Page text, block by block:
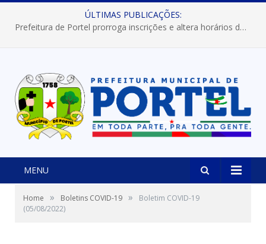
ÚLTIMAS PUBLICAÇÕES:
Prefeitura de Portel prorroga inscrições e altera horários dos concursos “Musa” e “Miss Mix Verão 2026”
MENU
Home » Boletins COVID-19 »
Boletim COVID-19
(05/08/2022)